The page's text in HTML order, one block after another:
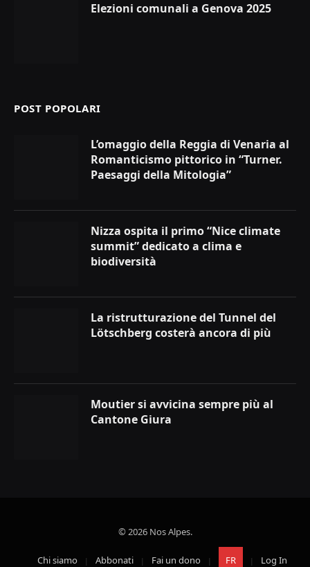
Elezioni comunali a Genova 2025
POST POPOLARI
L’omaggio della Reggia di Venaria al
Romanticismo pittorico in “Turner.
Paesaggi della Mitologia”
Nizza ospita il primo “Nice climate
summit” dedicato a clima e
biodiversità
La ristrutturazione del Tunnel del
Lötschberg costerà ancora di più
Moutier si avvicina sempre più al
Cantone Giura
© 2026 Nos Alpes.
Chi siamo Abbonati Fai un dono FR Log In